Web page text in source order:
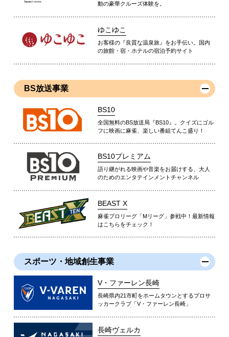
動の豪華クルーズ体験を。
ゆこゆこ
お客様の『良質な温泉旅』をお手伝い。国内
の旅館・宿・ホテルの宿泊予約サイト
BS放送事業
BS10
全国無料のBS放送局『BS10』。クイズにゴル
フに映画に麻雀、楽しい番組てんこ盛り！
BS10プレミアム
語り継がれる映画や音楽をお届けする、大人
のためのエンタテインメントチャンネル
BEAST X
麻雀プロリーグ「Mリーグ」参戦中！最新情報
はこちらをチェック！
スポーツ・地域創生事業
V・ファーレン長崎
長崎県内21市町をホームタウンとするプロサ
ッカークラブ「V・ファーレン長崎」
長崎ヴェルカ